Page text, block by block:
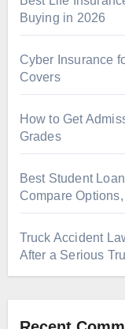
Buying in 2026
Cyber Insurance
Covers
How to Get
Grades
Best Student
Compare
Truck Accident
After a Serious